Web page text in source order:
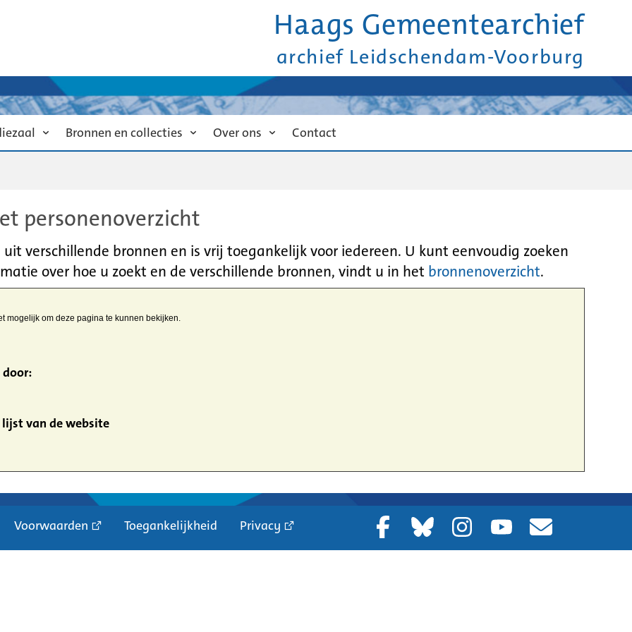
Haags Gemeentearchief
archief Leidschendam-Voorburg
Bronnen en collecties Over ons Contact
personenoverzicht
verschillende bronnen en is vrij toegankelijk voor iedereen. U kunt eenvoudig zoeken
over hoe u zoekt en de verschillende bronnen, vindt u in het bronnenoverzicht.
mogelijk om deze pagina te kunnen bekijken.
van de website
Voorwaarden Toegankelijkheid Privacy